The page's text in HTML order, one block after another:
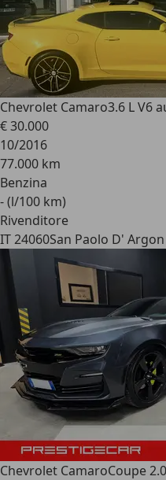
Chevrolet Camaro3.6 L V6
€ 30.000
10/2016
77.000 km
Benzina
- (l/100 km)
Rivenditore
IT 24060San Paolo D'
Chevrolet CamaroCoupe